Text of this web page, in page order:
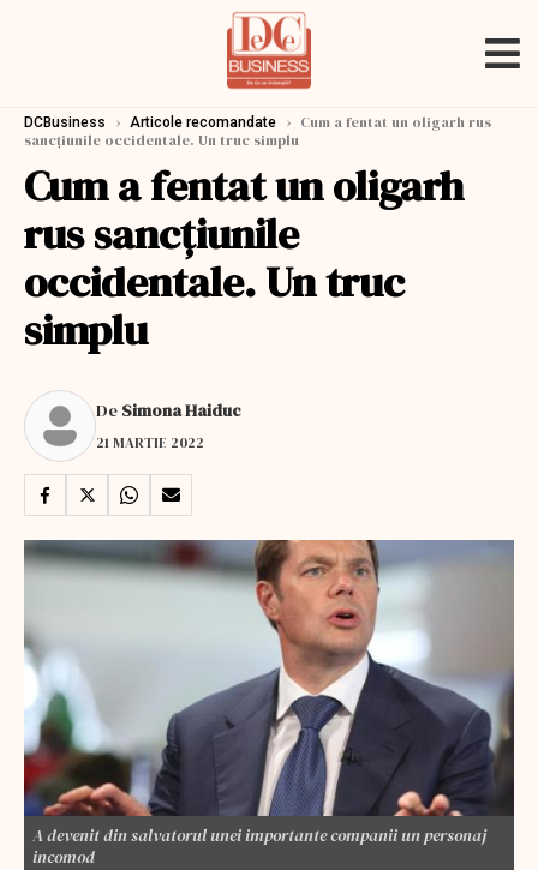
DCBusiness › Articole recomandate › Cum a fentat un oligarh rus
sancțiunile occidentale. Un truc simplu
Cum a fentat un oligarh
rus sancțiunile
occidentale. Un truc
simplu
De Simona Haiduc
21 MARTIE 2022
A devenit din salvatorul unei importante companii un personaj
incomod